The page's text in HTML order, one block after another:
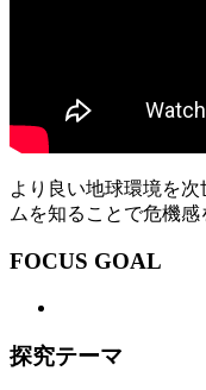
より良い地球環境を
ムを知ることで危機
FOCUS GOAL
探究テーマ